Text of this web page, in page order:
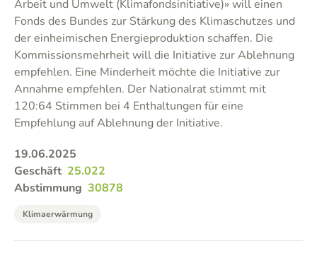
Arbeit und Umwelt (Klimafondsinitiative)» will einen
Fonds des Bundes zur Stärkung des Klimaschutzes und
der einheimischen Energieproduktion schaffen. Die
Kommissionsmehrheit will die Initiative zur Ablehnung
empfehlen. Eine Minderheit möchte die Initiative zur
Annahme empfehlen. Der Nationalrat stimmt mit
120:64 Stimmen bei 4 Enthaltungen für eine
Empfehlung auf Ablehnung der Initiative.
19.06.2025
Geschäft 25.022
Abstimmung 30878
Klimaerwärmung